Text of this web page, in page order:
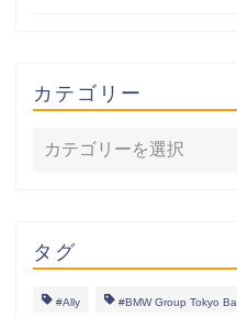
カテゴリー
タグ
#Ally #BMW Group Tokyo